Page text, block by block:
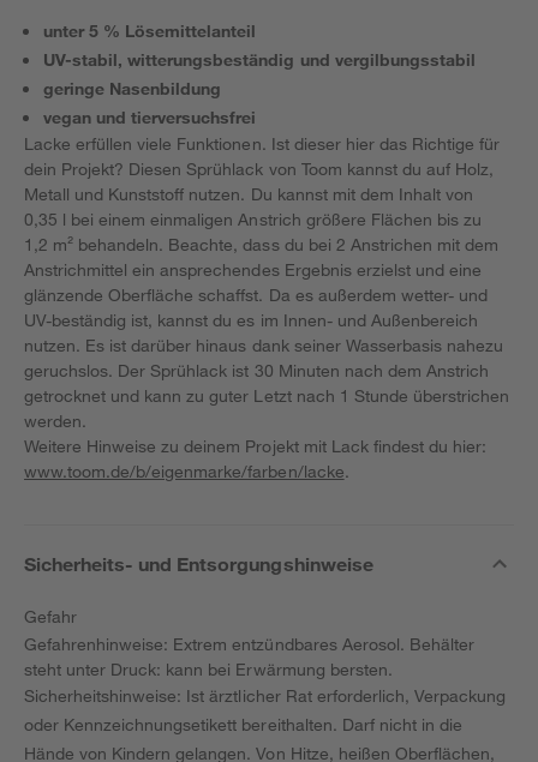
unter 5 % Lösemittelanteil
UV-stabil, witterungsbeständig und vergilbungsstabil
geringe Nasenbildung
vegan und tierversuchsfrei
Lacke erfüllen viele Funktionen. Ist dieser hier das Richtige für
dein Projekt? Diesen Sprühlack von Toom kannst du auf Holz,
Metall und Kunststoff nutzen. Du kannst mit dem Inhalt von
0,35 l bei einem einmaligen Anstrich größere Flächen bis zu
1,2 m² behandeln. Beachte, dass du bei 2 Anstrichen mit dem
Anstrichmittel ein ansprechendes Ergebnis erzielst und eine
glänzende Oberfläche schaffst. Da es außerdem wetter- und
UV-beständig ist, kannst du es im Innen- und Außenbereich
nutzen. Es ist darüber hinaus dank seiner Wasserbasis nahezu
geruchslos. Der Sprühlack ist 30 Minuten nach dem Anstrich
getrocknet und kann zu guter Letzt nach 1 Stunde überstrichen
werden.
Weitere Hinweise zu deinem Projekt mit Lack findest du hier:
www.toom.de/b/eigenmarke/farben/lacke.
Sicherheits- und Entsorgungshinweise
Gefahr
Gefahrenhinweise: Extrem entzündbares Aerosol. Behälter
steht unter Druck: kann bei Erwärmung bersten.
Sicherheitshinweise: Ist ärztlicher Rat erforderlich, Verpackung
oder Kennzeichnungsetikett bereithalten. Darf nicht in die
Hände von Kindern gelangen. Von Hitze, heißen Oberflächen,